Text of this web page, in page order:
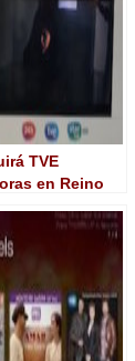
TVE
en Reino